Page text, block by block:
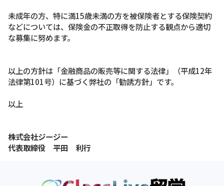
未成年の方、特に満15歳未満の方を被保険者とする保険契約
などについては、保険金の不正取得を防止する観点から適切
な募集に努めます。
以上の方針は「金融商品の販売等に関する法律」（平成12年
法律第101号）に基づく弊社の「勧誘方針」です。
以上
株式会社ジージー‍
‍代表取締役 平田 利行